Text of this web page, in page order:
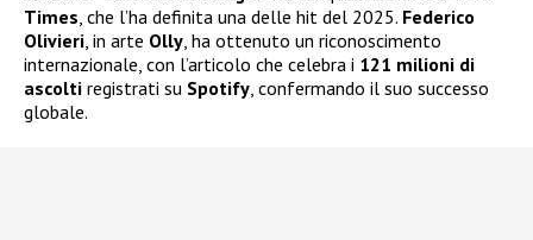
Times, che l’ha definita una delle hit del 2025. Federico
Olivieri, in arte Olly, ha ottenuto un riconoscimento
internazionale, con l’articolo che celebra i 121 milioni di
ascolti registrati su Spotify, confermando il suo successo
globale.